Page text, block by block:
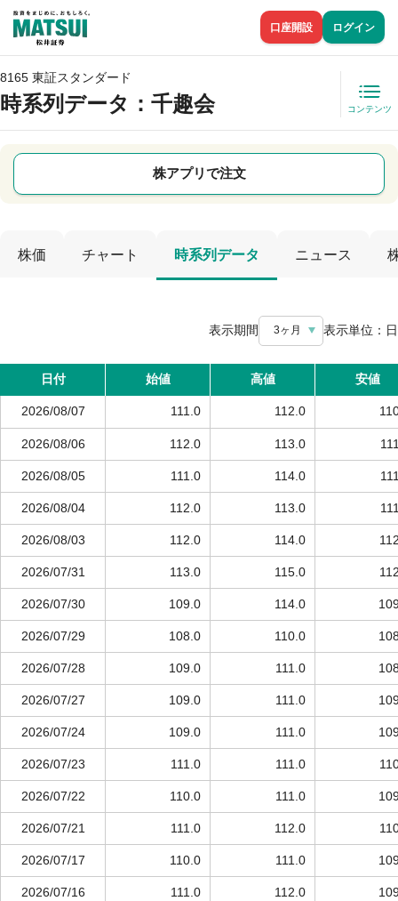
口座開設 ログイン
8165 東証スタンダード
時系列データ ：千趣会 コンテンツ
株アプリで注文
株価 チャート 時系列データ ニュース
表示期間 3ヶ月 表示単位： 日
日付 始値 高値 安値
2026/08/07 111.0 112.0
2026/08/06 112.0 113.0
2026/08/05 111.0 114.0
2026/08/04 112.0 113.0
2026/08/03 112.0 114.0
2026/07/31 113.0 115.0
2026/07/30 109.0 114.0
2026/07/29 108.0 110.0
2026/07/28 109.0 111.0
2026/07/27 109.0 111.0
2026/07/24 109.0 111.0
2026/07/23 111.0 111.0
2026/07/22 110.0 111.0
2026/07/21 111.0 112.0
2026/07/17 110.0 111.0
2026/07/16 111.0 112.0